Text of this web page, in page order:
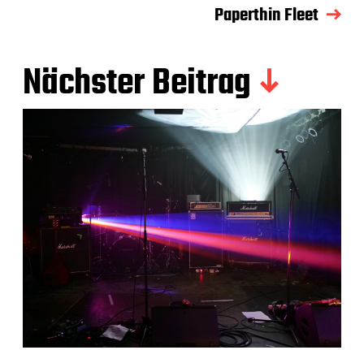
Paperthin Fleet
Nächster Beitrag